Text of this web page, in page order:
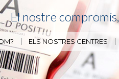
El nostre compromís,
ELS NOSTRES CENTRES